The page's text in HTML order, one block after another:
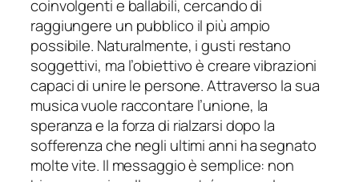
coinvolgenti e ballabili, cercando di
raggiungere un pubblico il più ampio
possibile. Naturalmente, i gusti restano
soggettivi, ma l’obiettivo è creare vibrazioni
capaci di unire le persone. Attraverso la sua
musica vuole raccontare l’unione, la
speranza e la forza di rialzarsi dopo la
sofferenza che negli ultimi anni ha segnato
molte vite. Il messaggio è semplice: non